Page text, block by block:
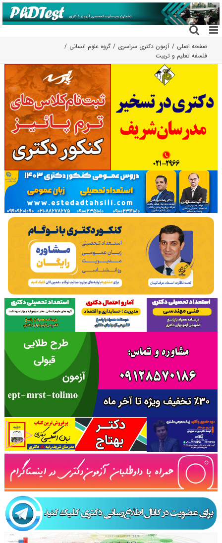
رفتن
به
محتوا
صفحه اصلی آزمون دکتری سراسری
گروه علوم انسانی
فلسفه تعلیم و تربیت